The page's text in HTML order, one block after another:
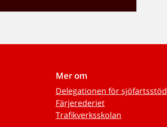
Mer om
Delegationen för sjöfartsstöd
Färjerederiet
Trafikverksskolan